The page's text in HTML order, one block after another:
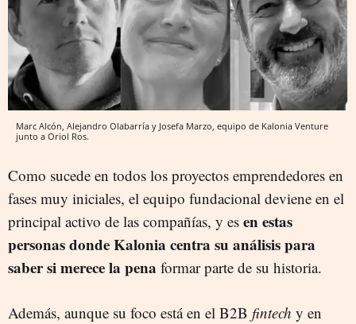
Marc Alcón, Alejandro Olabarría y Josefa Marzo, equipo de Kalonia Venture
junto a Oriol Ros.
Como sucede en todos los proyectos emprendedores en
fases muy iniciales, el equipo fundacional deviene en el
principal activo de las compañías, y es en estas
personas donde Kalonia centra su análisis para
saber si merece la pena formar parte de su historia.
Además, aunque su foco está en el B2B fintech y en